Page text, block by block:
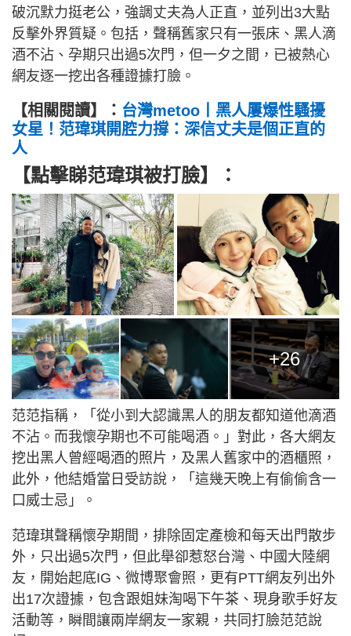
破沉默力挺老公，強調丈夫為人正直，並列出3大點
反擊外界質疑。包括，聲稱舊家只有一張床、黑人滴
酒不沾、孕期只出過5次門，但一夕之間，已被熱心
網友逐一挖出各種證據打臉。
【相關閱讀】： 台灣metoo丨黑人屢爆性騷擾
女星！范瑋琪開腔力撐：深信丈夫是個正直的
人
【點擊睇范瑋琪被打臉】：
+26
范范指稱，「從小到大認識黑人的朋友都知道他滴酒
不沾。而我懷孕期也不可能喝酒。」對此，各大網友
挖出黑人曾經喝酒的照片，及黑人舊家中的酒櫃照，
此外，他結婚當日受訪說，「這幾天晚上有偷偷含一
口威士忌」。
范瑋琪聲稱懷孕期間，排除固定產檢和每天出門散步
外，只出過5次門，但此舉卻惹怒台灣、中國大陸網
友，開始起底IG、微博聚會照，更有PTT網友列出外
出17次證據，包含跟姐妹淘喝下午茶、現身歌手好友
活動等，瞬間讓兩岸網友一家親，共同打臉范范說